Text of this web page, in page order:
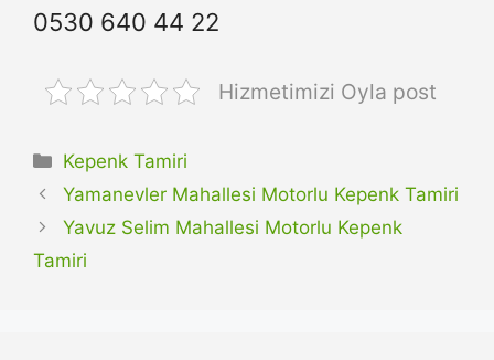
0530 640 44 22
Hizmetimizi Oyla post
Kategoriler
Kepenk Tamiri
Yamanevler Mahallesi Motorlu Kepenk Tamiri
Yavuz Selim Mahallesi Motorlu Kepenk
Tamiri